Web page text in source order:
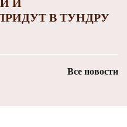
И
В ТУНДРУ
Все новости